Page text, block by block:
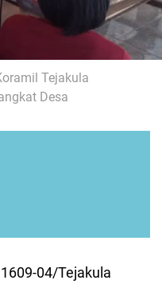
Tejakula
Desa
04/Tejakula